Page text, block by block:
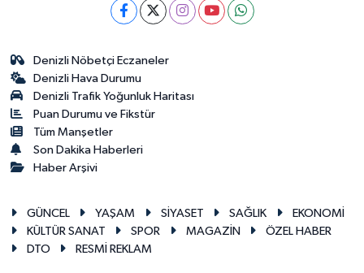
Denizli Nöbetçi Eczaneler
Denizli Hava Durumu
Denizli Trafik Yoğunluk Haritası
Puan Durumu ve Fikstür
Tüm Manşetler
Son Dakika Haberleri
Haber Arşivi
GÜNCEL YAŞAM SİYASET SAĞLIK
EKONOMİ
KÜLTÜR SANAT
SPOR MAGAZİN
ÖZEL HABER
DTO
RESMİ REKLAM